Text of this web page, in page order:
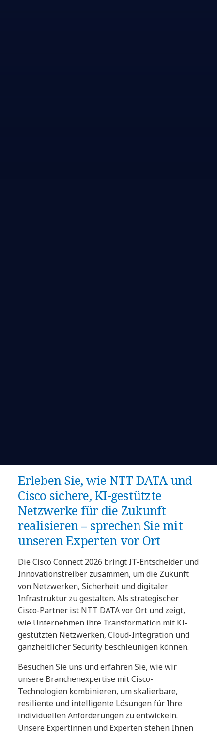
Erleben Sie, wie NTT DATA und
Cisco sichere, KI-gestützte
Netzwerke für die Zukunft
realisieren – sprechen Sie mit
unseren Experten vor Ort
Die Cisco Connect 2026 bringt IT-Entscheider und
Innovationstreiber zusammen, um die Zukunft
von Netzwerken, Sicherheit und digitaler
Infrastruktur zu gestalten. Als strategischer
Cisco-Partner ist NTT DATA vor Ort und zeigt,
wie Unternehmen ihre Transformation mit KI-
gestützten Netzwerken, Cloud-Integration und
ganzheitlicher Security beschleunigen können.
Besuchen Sie uns und erfahren Sie, wie wir
unsere Branchenexpertise mit Cisco-
Technologien kombinieren, um skalierbare,
resiliente und intelligente Lösungen für Ihre
individuellen Anforderungen zu entwickeln.
Unsere Expertinnen und Experten stehen Ihnen